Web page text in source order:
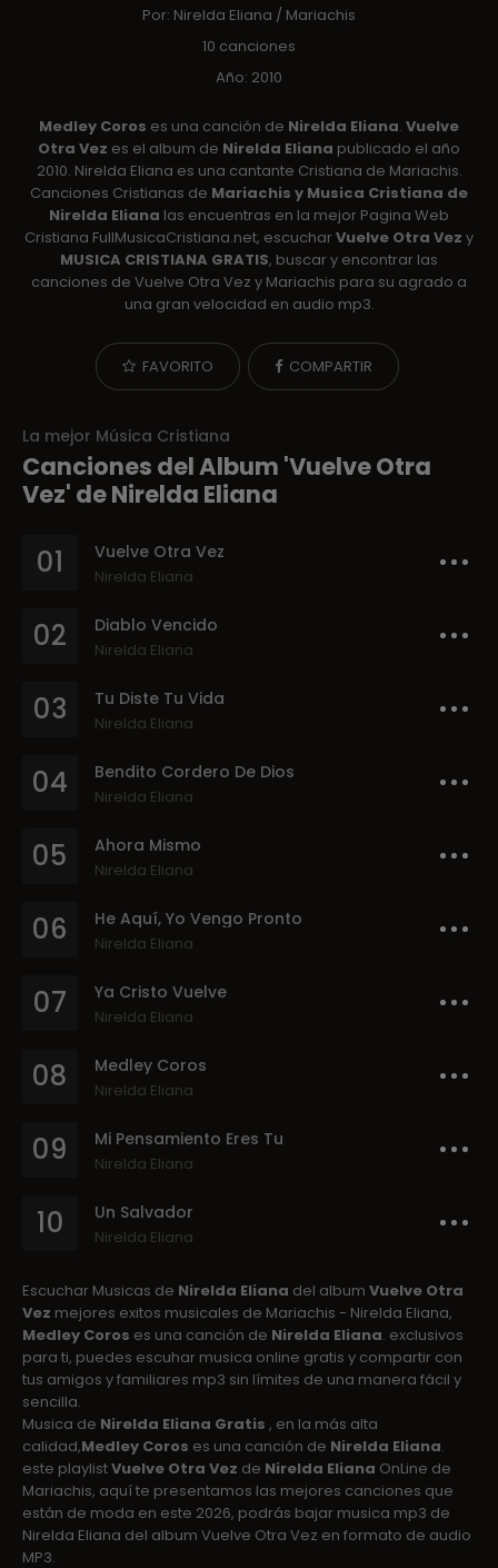
Por: Nirelda Eliana / Mariachis
10 canciones
Año: 2010
Medley Coros es una canción de Nirelda Eliana. Vuelve
Otra Vez es el album de Nirelda Eliana publicado el año
2010. Nirelda Eliana es una cantante Cristiana de Mariachis.
Canciones Cristianas de Mariachis y Musica Cristiana de
Nirelda Eliana las encuentras en la mejor Pagina Web
Cristiana FullMusicaCristiana.net, escucharVuelve Otra Vez y
MUSICA CRISTIANA GRATIS, buscar y encontrar las
canciones de Vuelve Otra Vez y Mariachis para su agrado a
una gran velocidad en audio mp3.
FAVORITO COMPARTIR
La mejor Música Cristiana
Canciones del Album 'Vuelve Otra
Vez' de Nirelda Eliana
01 Vuelve Otra Vez
Nirelda Eliana
02 Diablo Vencido
Nirelda Eliana
03 Tu Diste Tu Vida
Nirelda Eliana
04 Bendito Cordero De Dios
Nirelda Eliana
05 Ahora Mismo
Nirelda Eliana
06 He Aquí, Yo Vengo Pronto
Nirelda Eliana
07 Ya Cristo Vuelve
Nirelda Eliana
08 Medley Coros
Nirelda Eliana
09 Mi Pensamiento Eres Tu
Nirelda Eliana
10 Un Salvador
Nirelda Eliana
Escuchar Musicas de Nirelda Eliana del album Vuelve Otra
Vez mejores exitos musicales de Mariachis - Nirelda Eliana,
Medley Coros es una canción de Nirelda Eliana. exclusivos
para ti, puedes escuhar musica online gratis y compartir con
tus amigos y familiares mp3 sin límites de una manera fácil y
sencilla.
Musica de Nirelda Eliana Gratis , en la más alta
calidad,Medley Coros es una canción de Nirelda Eliana.
este playlistVuelve Otra Vez de Nirelda Eliana OnLine de
Mariachis, aquí te presentamos las mejores canciones que
están de moda en este 2026, podrás bajar musica mp3 de
Nirelda Eliana del album Vuelve Otra Vez en formato de audio
MP3.